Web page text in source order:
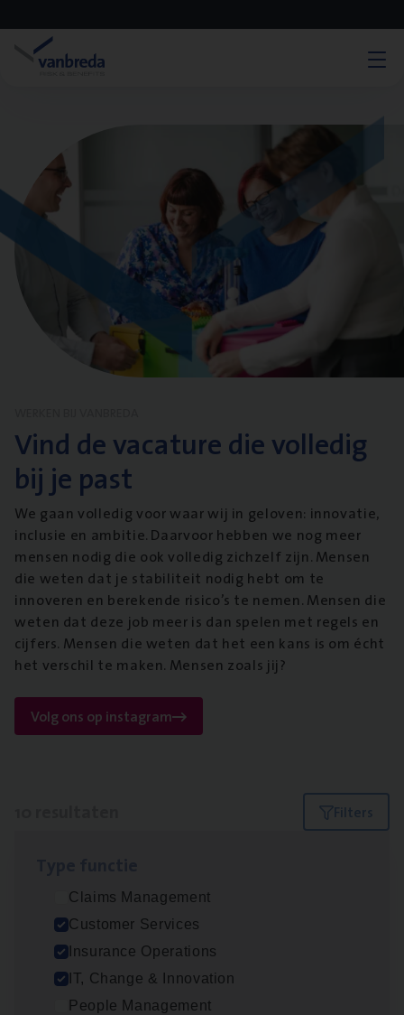
Vind de vacature die volledig
bij je past
We gaan volledig voor waar wij in geloven: innovatie,
inclusie en ambitie. Daarvoor hebben we nog meer
mensen nodig die ook volledig zichzelf zijn. Mensen
die weten dat je stabiliteit nodig hebt om te
innoveren en berekende risico’s te nemen. Mensen die
weten dat deze job meer is dan spelen met regels en
cijfers. Mensen die weten dat het een kans is om écht
het verschil te maken. Mensen zoals jij?
Volg ons op instagram
Filters
Claims Management
Customer Services
Insurance Operations
IT, Change & Innovation
People Management
Dos­sier­be­heer­der ver­ze­ke­rin­gen — Soci­al
Pro­fit en Public
Insurance Operations
Antwerpen